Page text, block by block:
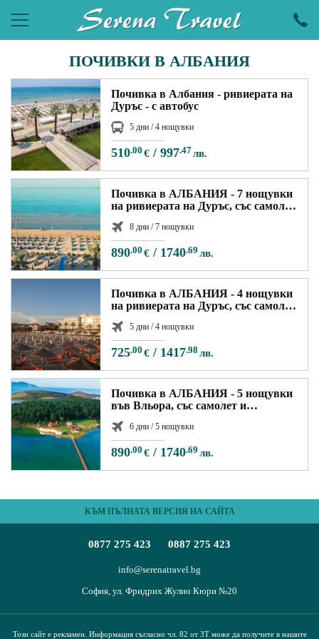
ЕКСКУРЗИИ
ПРАЗНИЦИ
ЕКЗОТИКА
LAST MINUTE
УИКЕНДИ
ХОТЕЛИ
КРУИЗИ
САМОЛЕТНИ БИЛЕТИ
ПЪТЕВОДИТЕЛ
За нас
Документи
Банкови реквизити
Контакти
Запитване
ПОЧИВКИ В АЛБАНИЯ
Почивка в Албания - ривиерата на
Дуръс - с автобус
5 дни / 4 нощувки
510.00 €/ 997.47лв.
Почивка в АЛБАНИЯ - 7 нощувки
на ривиерата на Дуръс, със самолет
8 дни / 7 нощувки
890.00 €/ 1740.69 лв.
Почивка в АЛБАНИЯ - 4 нощувки
на ривиерата на Дуръс, със самолет
5 дни / 4 нощувки
725.00 €/ 1417.98 лв.
Почивка в АЛБАНИЯ - 5 нощувки
във Вльора, със самолет и
6 дни / 5 нощувки
890.00 €/ 1740.69 лв.
КЪМ ПЪЛНАТА ВЕРСИЯ НА САЙТА
0877 275 423 0887 275 423
info@serenatravel.bg
София, ул. Фридрих Жулио Кюри №20
Този сайт е рекламен. Информация съгласно чл. 82 от ЗТ може да получите в нашите